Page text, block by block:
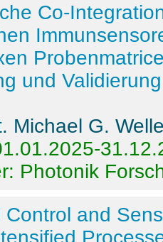
Co-
und
Michael G.
Photonik
Control and